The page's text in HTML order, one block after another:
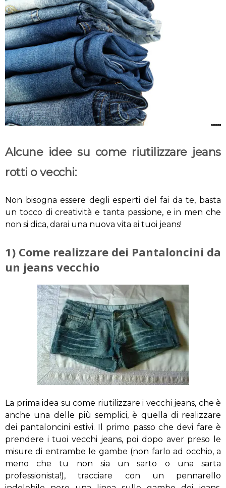
Alcune idee su come riutilizzare jeans
rotti o vecchi:
Non bisogna essere degli esperti del fai da te, basta
un tocco di creatività e tanta passione, e in men che
non si dica, darai una nuova vita ai tuoi jeans!
1) Come realizzare dei Pantaloncini da
un jeans vecchio
La prima idea su come riutilizzare i vecchi jeans, che è
anche una delle più semplici, è quella di realizzare
dei pantaloncini estivi. Il primo passo che devi fare è
prendere i tuoi vecchi jeans, poi dopo aver preso le
misure di entrambe le gambe (non farlo ad occhio, a
meno che tu non sia un sarto o una sarta
professionista!), tracciare con un pennarello